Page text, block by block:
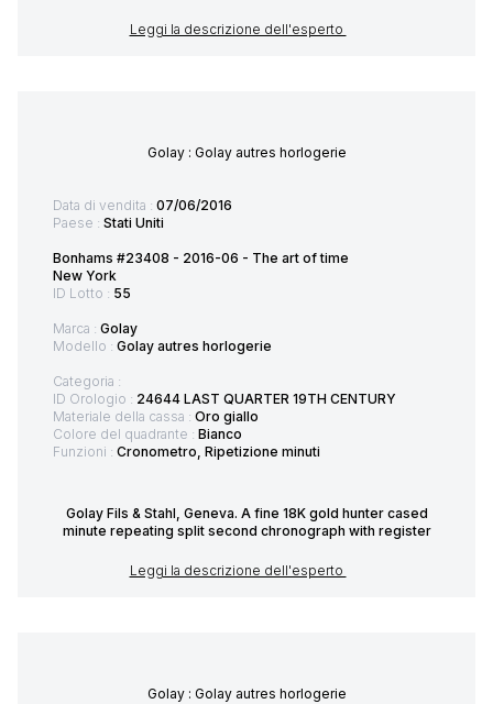
Leggi la descrizione dell'esperto
Golay : Golay autres horlogerie
Data di vendita : 07/06/2016
Paese : Stati Uniti
Bonhams #23408 - 2016-06 - The art of time
New York
ID Lotto : 55
Marca : Golay
Modello : Golay autres horlogerie
Categoria :
ID Orologio : 24644 LAST QUARTER 19TH CENTURY
Materiale della cassa : Oro giallo
Colore del quadrante : Bianco
Funzioni : Cronometro, Ripetizione minuti
Golay Fils & Stahl, Geneva. A fine 18K gold hunter cased
minute repeating split second chronograph with register
Leggi la descrizione dell'esperto
Golay : Golay autres horlogerie